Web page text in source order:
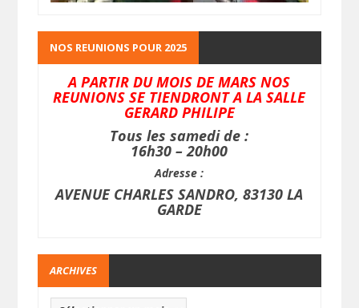
NOS REUNIONS POUR 2025
A PARTIR DU MOIS DE MARS NOS
REUNIONS SE TIENDRONT A LA SALLE
GERARD PHILIPE
Tous les samedi de :
16h30 – 20h00
Adresse :
AVENUE CHARLES SANDRO, 83130 LA
GARDE
ARCHIVES